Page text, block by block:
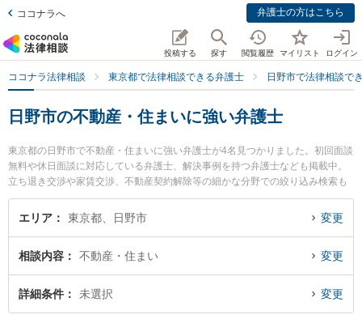
ココナラへ 弁護士の方はこちら
投稿する 探す 閲覧履歴 マイリスト ログイン
ココナラ法律相談 東京都で法律相談できる弁護士 日野市で法律相談で
日野市の不動産・住まいに強い弁護士
東京都の日野市で不動産・住まいに強い弁護士が4名見つかりました。初回面談
無料や休日面談に対応している弁護士、解決事例を持つ弁護士なども掲載中。
立ち退き交渉や家賃交渉、不動産契約解除等の細かな分野での絞り込み検索も
でき便利です。特に日野アビリティ法律事務所の伊藤 克之弁護士や日野市民法
律事務所の梶原 諒平弁護士、日野市民法律事務所の杉浦 悠弁護士のプロフィー
産・住まいのトラブル解決の実績豊富な近くの弁護士を検索したい』『初回相
談無料で不動産・住まいを法律相談できる日野市内の弁護士に相談予約した
い』などでお困りの相談者さんにおすすめです。
エリア 東京都、日野市 変更
相談内容 不動産・住まい 変更
詳細条件 未選択 変更